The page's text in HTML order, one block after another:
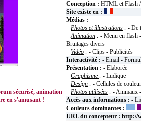
sécurisé, animation
en s'amusant !
Conception : HTML et Flash /
Site existe en :
Médias :
Photos et illustrations : - De
Animation : - Menu en flash
Bruitages divers
Vidéo : - Clips - Publicités
Interactivité : - Email -
Présentation : - Elaborée
Graphisme : - Ludique
Design : - Cellules de
Photos utilisées : - Animaux
Accès aux informations : -
Couleurs dominantes :
URL du concepteur : http://